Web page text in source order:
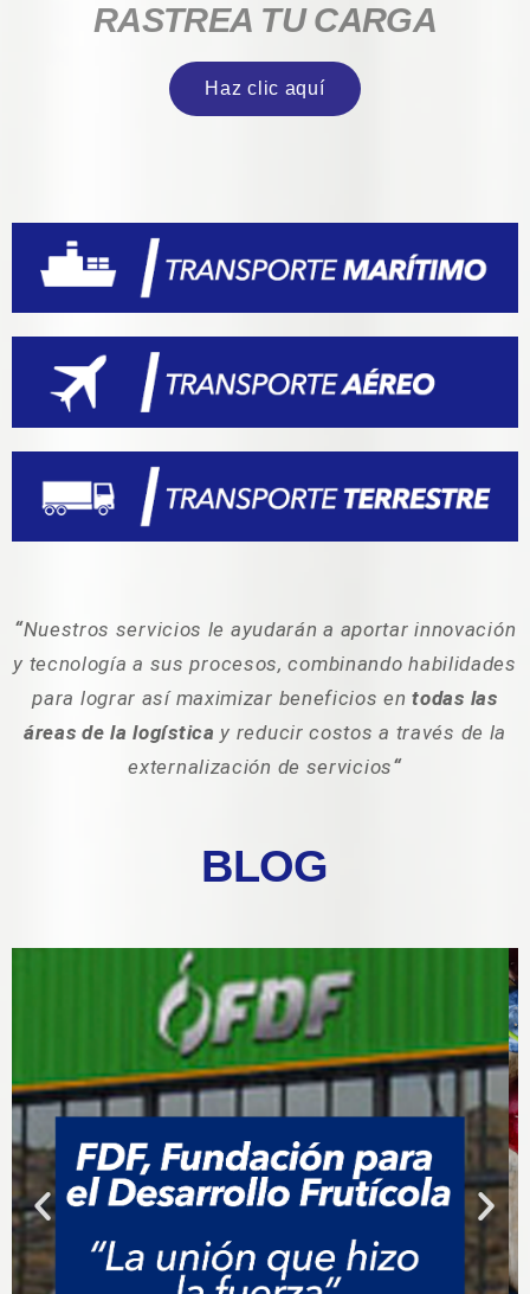
RASTREA TU CARGA
Haz clic aquí
“Nuestros servicios le ayudarán a aportar innovación
y tecnología a sus procesos, combinando habilidades
para lograr así maximizar beneficios entodas las
áreas de la logística y reducir costos a través de la
externalización de servicios“
BLOG